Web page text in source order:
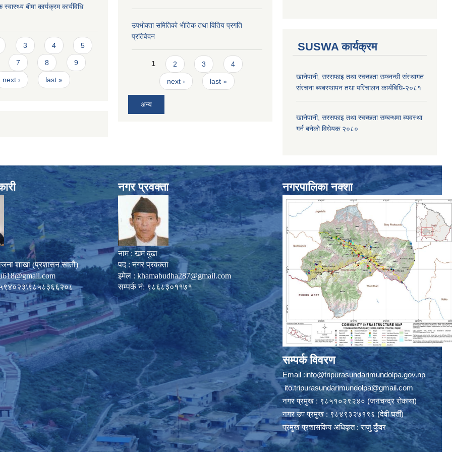
स्वास्थ्य बीमा कार्यक्रम कार्यविधि
3 4 5
7 8 9
next › last »
उपभाेक्ता समितिकाे भाैतिक तथा वितिय प्रगति
प्रतिवेदन
Pages
1 2 3 4
next › last »
अन्य
SUSWA कार्यक्रम
खानेपानी, सरसफाइ तथा स्वच्छता सम्ब्नन्धी संस्थागत
संरचना ब्यबस्थापन तथा परिचालन कार्यबिधि-२०८१
खानेपानी, सरसफाइ तथा स्वच्छता सम्बन्धमा ब्यवस्था
गर्न बनेको विधेयक २०८०
शाखा (प्रशासन सातौ)
नगर प्रवक्ता
नाम : खम बुढा
पद : नगर प्रवक्ता
इमेल : khamabudha287@gmail.com
सम्पर्क नं: ९८६८३०११७१
नगरपालिका नक्शा
सम्पर्क विवरण
Email :info@tripurasundarimundolpa.gov.np
ito.tripurasundarimundolpa@gmail.com
नगर प्रमुख : ९८५१०२९२४० (जनचन्द्र रोकाया)
नगर उप प्रमुख : ९८४९३२७१९६ (देवी घर्ती)
प्रमुख प्रशासकिय अधिकृत : राजु कुँवर